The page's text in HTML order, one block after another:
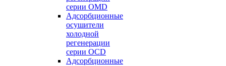
серии OMD
Адсорбционные
осушители
холодной
регенерации
серии OCD
Адсорбционные